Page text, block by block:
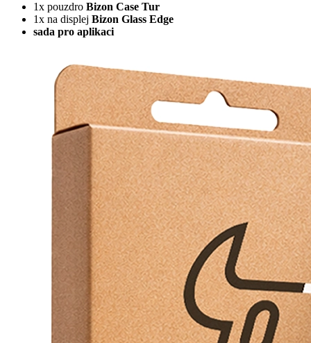
1x pouzdro Bizon Case Tur
1x na displej Bizon Glass Edge
sada pro aplikaci